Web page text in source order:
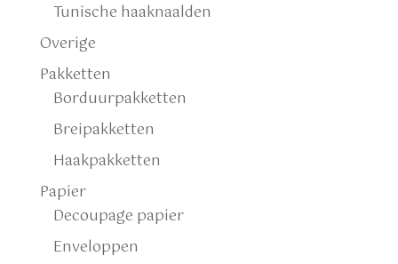
Tunische haaknaalden
Overige
Pakketten
Borduurpakketten
Breipakketten
Haakpakketten
Papier
Decoupage papier
Enveloppen